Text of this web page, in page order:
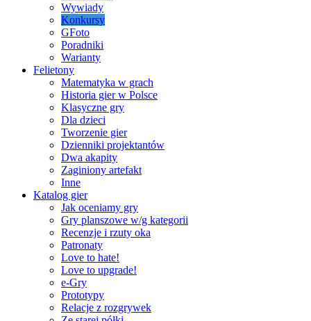
Wywiady
Konkursy
GFoto
Poradniki
Warianty
Felietony
Matematyka w grach
Historia gier w Polsce
Klasyczne gry
Dla dzieci
Tworzenie gier
Dzienniki projektantów
Dwa akapity
Zaginiony artefakt
Inne
Katalog gier
Jak oceniamy gry
Gry planszowe w/g kategorii
Recenzje i rzuty oka
Patronaty
Love to hate!
Love to upgrade!
e-Gry
Prototypy
Relacje z rozgrywek